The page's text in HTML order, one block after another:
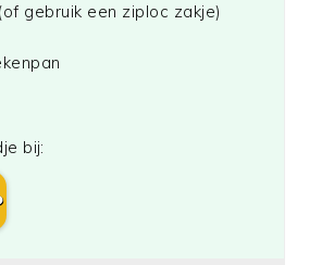
gebruik een ziploc zakje)
bij: